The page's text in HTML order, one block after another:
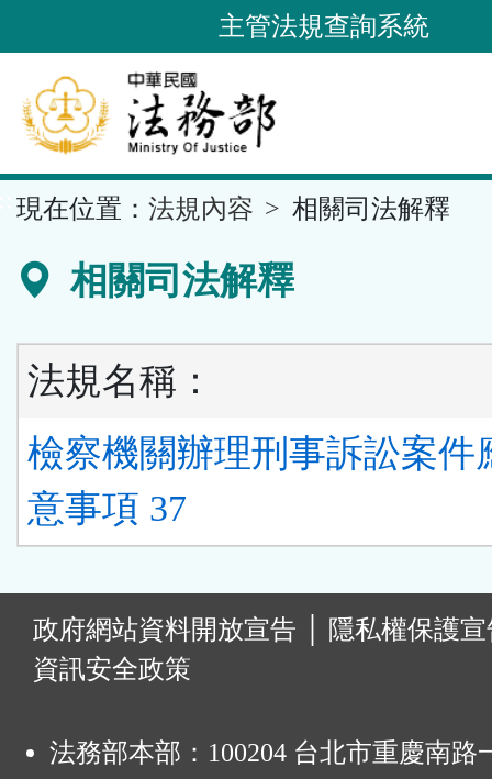
到
要
內
容
區
主管法規查詢系統
現在位置： 法規內容 相關司法解釋
相關司法解釋
法規名稱：
檢察機關辦理刑事訴訟案件
意事項 37
政府網站資料開放宣告
隱私權保護
資訊安全政策
法務部本部：100204 台北市重慶南路